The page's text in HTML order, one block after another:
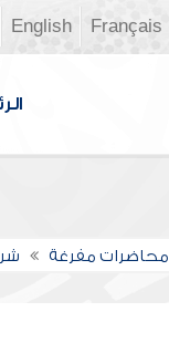
Français
English
محاضرات مفرغة